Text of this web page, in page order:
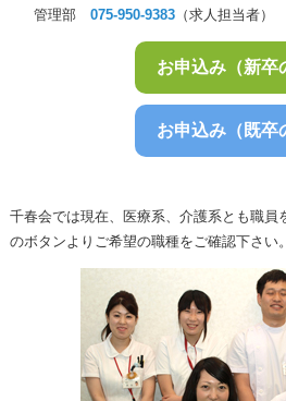
管理部 075-950-9383（求人担当者）
お申込み（新卒
お申込み（既卒
千春会では現在、医療系、介護系とも職員
のボタンよりご希望の職種をご確認下さい。